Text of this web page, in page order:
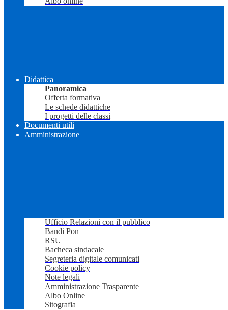
Didattica
Panoramica
Offerta formativa
Le schede didattiche
I progetti delle classi
Documenti utili
Amministrazione
Ufficio Relazioni con il pubblico
Bandi Pon
RSU
Bacheca sindacale
Segreteria digitale comunicati
Cookie policy
Note legali
Amministrazione Trasparente
Albo Online
Sitografia